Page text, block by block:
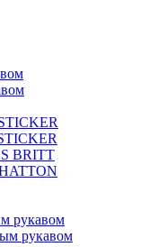
BRITT
рукавом
рукавом